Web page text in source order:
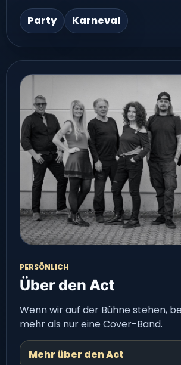
Party Karneval
PERSÖNLICH
Über den Act
Wenn wir auf der Bühne stehen,
mehr als nur eine Cover-Band.
Mehr über den Act